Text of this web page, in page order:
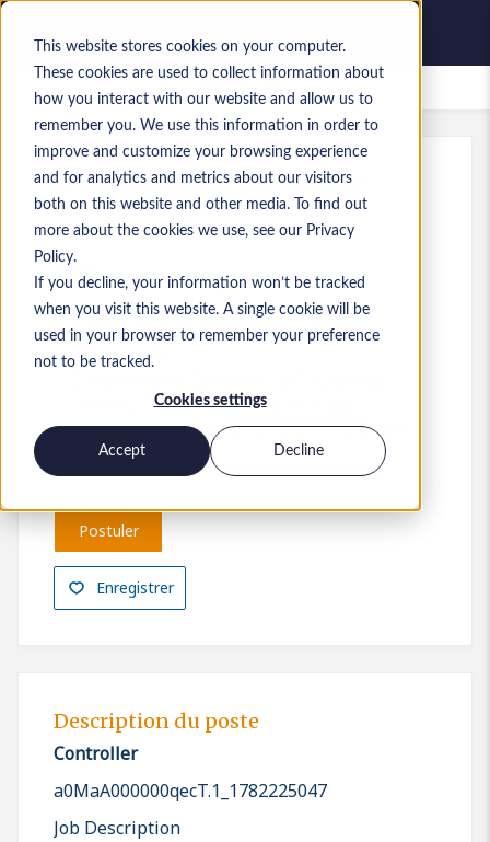
This website stores cookies on your computer.
These cookies are used to collect information about
how you interact with our website and allow us to
remember you. We use this information in order to
improve and customize your browsing experience
and for analytics and metrics about our visitors
both on this website and other media. To find out
more about the cookies we use, see our Privacy
Policy.
If you decline, your information won’t be tracked
when you visit this website. A single cookie will be
used in your browser to remember your preference
not to be tracked.
Cookies settings
Accept Decline
Offres d’emploi enregistrées
Réf. :a0MaA000000qecT.1_1782225047
Controller
USA
120 000 $US to 150 000 $US USD
OtherPoste
Central, D365 BC, Controller, Audit,
Accounting Manager, Assistant Controller
Niveau:Senior
Enregistrer
Postuler
Description du poste
Controller
a0MaA000000qecT.1_1782225047
Job Description